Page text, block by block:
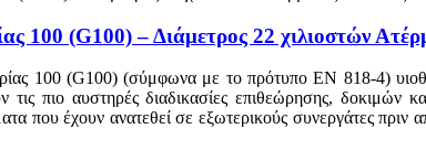
100 (G100) – Διάμετρος 22 χιλιοστών
100 (G100) (σύμφωνα με το πρότυπο EN 818-4)
τις πιο αυστηρές διαδικασίες επιθεώρησης, δοκιμών
που έχουν ανατεθεί σε εξωτερικούς συνεργάτες